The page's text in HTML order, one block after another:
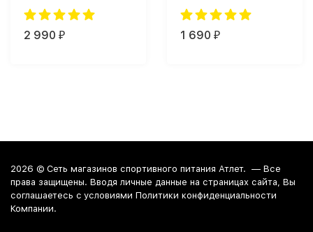
2 990 ₽ 1 690 ₽
2026 © Сеть магазинов спортивного питания Атлет. — Все
права защищены. Вводя личные данные на страницах сайта, Вы
соглашаетесь c условиями Политики конфиденциальности
Компании.